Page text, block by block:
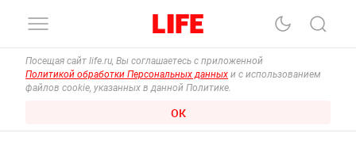
Посещая сайт life.ru, Вы соглашаетесь с приложенной
Политикой обработки Персональных данных и с использованием
файлов cookie, указанных в данной Политике.
ОК